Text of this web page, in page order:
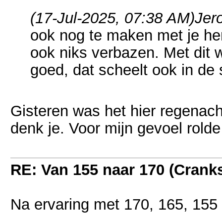
(17-Jul-2025, 07:38 AM)
ook nog te maken met je
ook niks verbazen. Met dit
goed, dat scheelt ook in de
Gisteren was het hier
denk je. Voor mijn gevoel
RE: Van 155 naar 170
Na ervaring met 170, 165,